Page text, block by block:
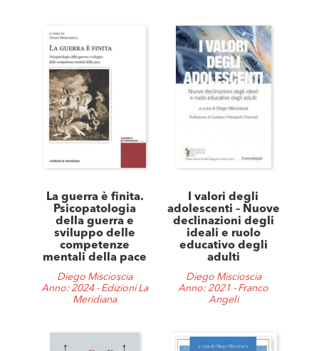
La guerra è finita.
Psicopatologia
della guerra e
sviluppo delle
competenze
mentali della pace
Diego Miscioscia
Anno: 2024 - Edizioni La
Meridiana
I valori degli
adolescenti – Nuove
declinazioni degli
ideali e ruolo
educativo degli
adulti
Diego Miscioscia
Anno: 2021 - Franco
Angeli